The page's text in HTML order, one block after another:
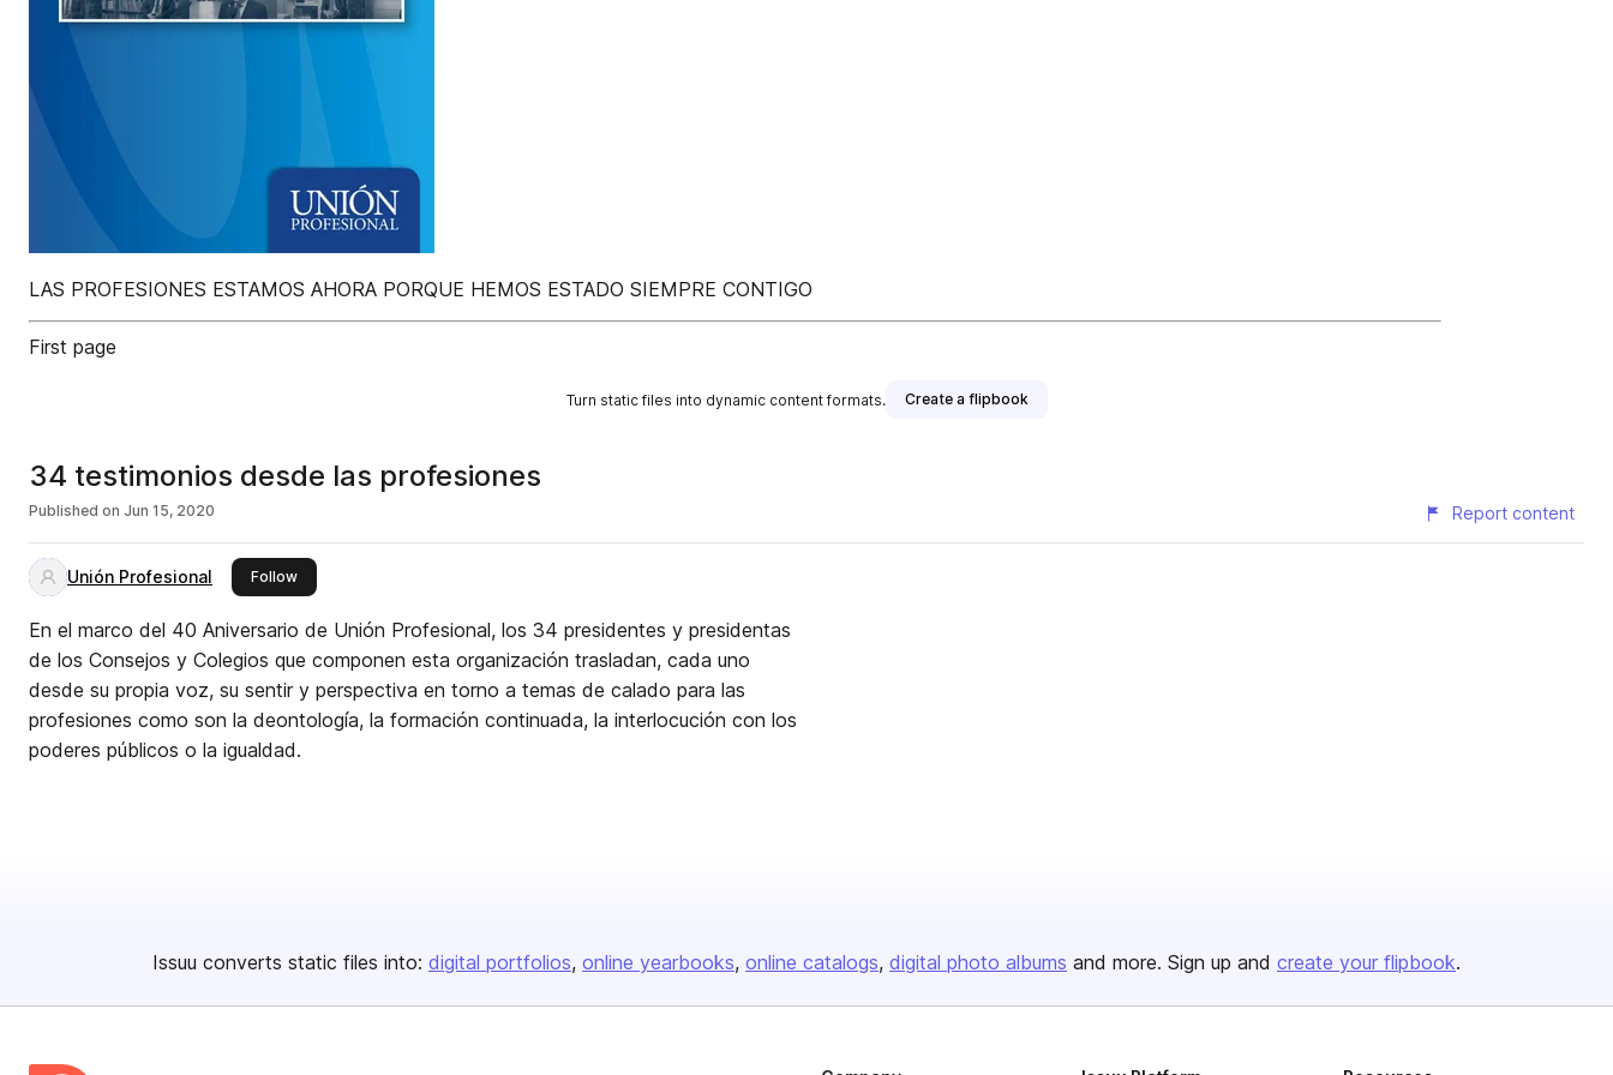
LAS PROFESIONES ESTAMOS AHORA PORQUE HEMOS ESTADO SIEMPRE CONTIGO
First page
Turn static files into dynamic content formats. Create a flipbook
34 testimonios desde las profesiones
Published on Jun 15, 2020 Report content
Unión Profesional Followthis publisher
En el marco del 40 Aniversario de Unión Profesional, los 34 presidentes y presidentas
de los Consejos y Colegios que componen esta organización trasladan, cada uno
desde su propia voz, su sentir y perspectiva en torno a temas de calado para las
profesiones como son la deontología, la formación continuada, la interlocución con los
poderes públicos o la igualdad.
Issuu converts static files into: digital portfolios online yearbooks online catalogs digital photo albums and more. Sign up and create your flipbook.